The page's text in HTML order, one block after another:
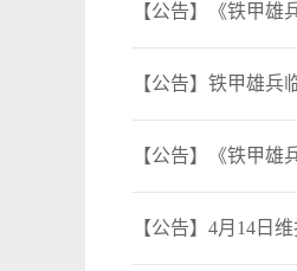
【公告】《铁甲雄
【公告】铁甲雄兵
【公告】《铁甲雄
【公告】4月14日